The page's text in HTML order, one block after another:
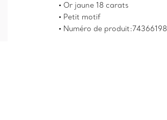
Or jaune 18 carats
Petit motif
Numéro de produit:74366198